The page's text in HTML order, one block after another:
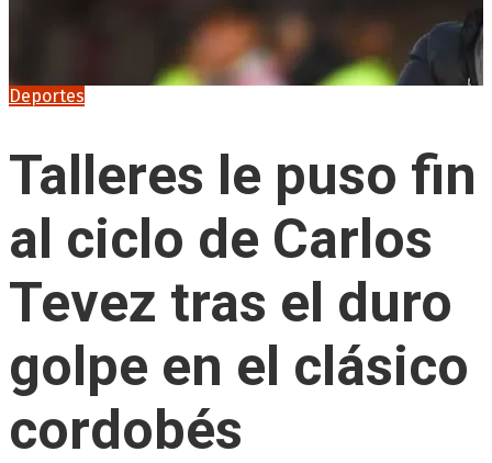
Deportes
Talleres le puso fin
al ciclo de Carlos
Tevez tras el duro
golpe en el clásico
cordobés